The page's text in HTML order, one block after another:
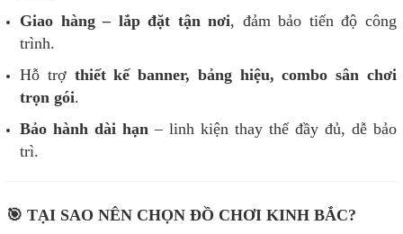
Giao hàng – lắp đặt tận nơi, đảm bảo tiến độ công
trình.
Hỗ trợ thiết kế banner, bảng hiệu, combo sân chơi
trọn gói.
Bảo hành dài hạn – linh kiện thay thế đầy đủ, dễ bảo
trì.
🎯 TẠI SAO NÊN CHỌN ĐỒ CHƠI KINH BẮC?